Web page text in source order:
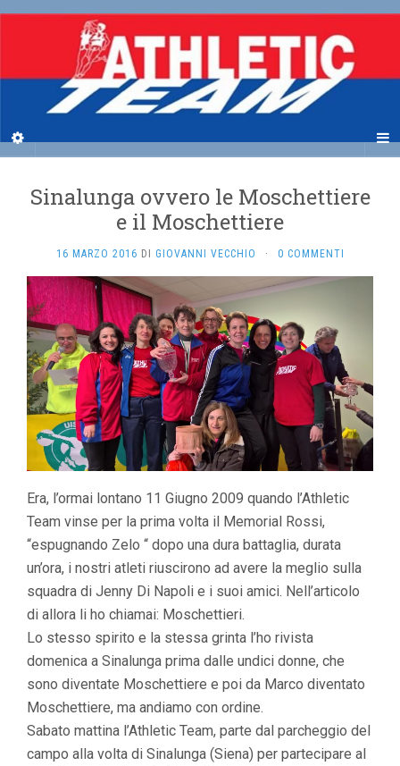
Sinalunga ovvero le Moschettiere
e il Moschettiere
16 MARZO 2016 DI GIOVANNI VECCHIO · 0 COMMENTI
Era, l’ormai lontano 11 Giugno 2009 quando l’Athletic
Team vinse per la prima volta il Memorial Rossi,
“espugnando Zelo “ dopo una dura battaglia, durata
un’ora, i nostri atleti riuscirono ad avere la meglio sulla
squadra di Jenny Di Napoli e i suoi amici. Nell’articolo
di allora li ho chiamai: Moschettieri.
Lo stesso spirito e la stessa grinta l’ho rivista
domenica a Sinalunga prima dalle undici donne, che
sono diventate Moschettiere e poi da Marco diventato
Moschettiere, ma andiamo con ordine.
Sabato mattina l’Athletic Team, parte dal parcheggio del
campo alla volta di Sinalunga (Siena) per partecipare al